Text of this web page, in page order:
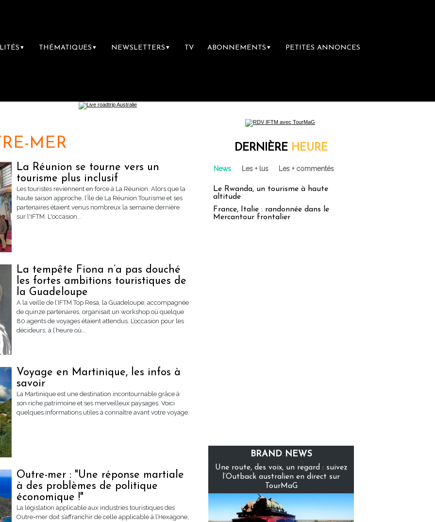
▼ THÉMATIQUES ▼ NEWSLETTERS ▼ TV ABONNEMENTS ▼ PETITES ANNONCES
MER
La Réunion se tourne vers un
tourisme plus inclusif
Les touristes reviennent en force à La Réunion. Alors que la
haute saison approche, l’Île de La Réunion Tourisme et ses
partenaires étaient venus nombreux la semaine dernière
sur l'IFTM. L'occasion...
La tempête Fiona n’a pas douché
les fortes ambitions touristiques de
la Guadeloupe
A la veille de l’IFTM Top Resa, la Guadeloupe, accompagnée
de quinze partenaires, organisait un workshop où quelque
80 agents de voyages étaient attendus. L’occasion pour les
décideurs, à l’heure où...
Voyage en Martinique, les infos à
savoir
La Martinique est une destination incontournable grâce à
son riche patrimoine et ses merveilleux paysages. Voici
quelques informations utiles à connaître avant votre voyage.
Outre-mer : "Une réponse martiale
à des problèmes de politique
économique !"
La législation applicable aux industries touristiques des
Outre-mer doit s’affranchir de celle applicable à l’Hexagone,
DERNIÈRE HEURE
News Les + lus Les + commentés
Le Rwanda, un tourisme à haute
altitude
France, Italie : randonnée dans le
Mercantour frontalier
BRAND NEWS
Une route, des voix, un regard : suivez
l’Outback australien en direct sur
TourMaG